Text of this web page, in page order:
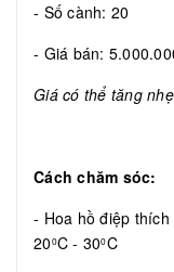
- Số cành: 20
- Giá bán:
Giá có thể tăng
Cách chăm sóc:
- Hoa hồ điệp
200C - 300C